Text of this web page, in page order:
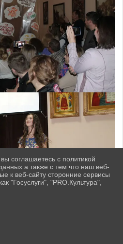
соглашаетесь с политикой
а также с тем что наш веб-
к веб-сайту сторонние сервисы
"Госуслуги", "PRO.Культура",